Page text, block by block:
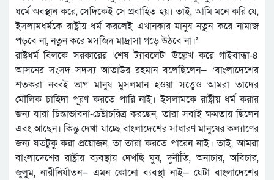
ধর্মে অবস্থান করে, সেদিকেই সে প্রবাহিত হয়। তাই, আমি মনে করি যে,
ইসলামধর্মকে রাষ্ট্রীয় ধর্ম করলেই এখানকার মানুষ নতুন করে নামাজ
পড়বে না, নতুন করে মসজিদ মাদ্রাসা গড়ে উঠবে না।’
রাষ্ট্রধর্ম বিলকে সরকারের ‘শেষ ট্যাবলেট’ উল্লেখ করে গাইবান্ধা-৪
আসনের সংসদ সদস্য আতাউর রহমান বলেছিলেন— ‘বাংলাদেশের
শতকরা নব্বই ভাগ মানুষ মুসলমান হওয়া সত্ত্বেও আমরা তাদের
মৌলিক চাহিদা পূরণ করতে পারি নাই। ইসলামকে রাষ্ট্রীয় ধর্ম করার
জন্য যারা চিন্তাভাবনা-চেষ্টাচরিত্র করছেন, তারা সবাই ক্ষমতায় ছিলেন
এবং আছেন। কিন্তু দেখা যাচ্ছে বাংলাদেশের সাধারণ মানুষের কল্যাণের
জন্য যতটুকু করা প্রয়োজন, তা তারা করতে পারেন নাই। তাই, আমরা
বাংলাদেশের রাষ্ট্রীয় ব্যবস্থায় দেখছি ঘুষ, দুর্নীতি, অনাচার, অবিচার,
জুলুম, নারীনির্যাতন— এমন কোনো ব্যবস্থা নাই— যেটা বাংলাদেশের